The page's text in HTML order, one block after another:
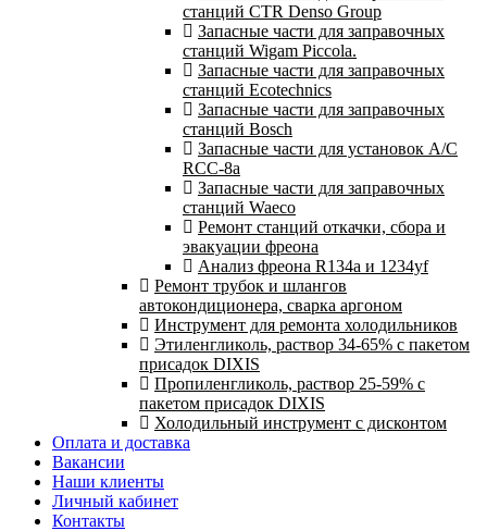
станций CTR Denso Group
Запасные части для заправочных
станций Wigam Piccola.
Запасные части для заправочных
станций Ecotechnics
Запасные части для заправочных
станций Bosch
Запасные части для установок A/C
RCC-8a
Запасные части для заправочных
станций Waeco
Ремонт станций откачки, сбора и
эвакуации фреона
Анализ фреона R134a и 1234yf
Ремонт трубок и шлангов
автокондиционера, сварка аргоном
Инструмент для ремонта холодильников
Этиленгликоль, раствор 34-65% с пакетом
присадок DIXIS
Пропиленгликоль, раствор 25-59% с
пакетом присадок DIXIS
Холодильный инструмент с дисконтом
Оплата и доставка
Вакансии
Наши клиенты
Личный кабинет
Контакты